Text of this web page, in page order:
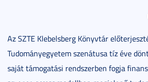
Az SZTE Klebelsberg Könyvtár
Tudományegyetem szenátusa tíz éve
saját támogatási rendszerben fogja